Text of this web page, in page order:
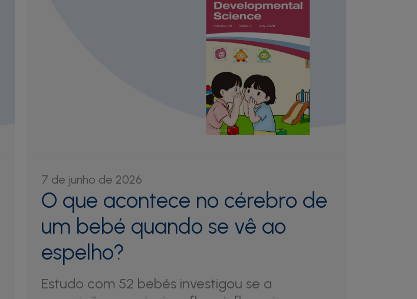
7 de junho de 2026
O que acontece no cérebro de
um bebé quando se vê ao
espelho?
Estudo com 52 bebés investigou se a